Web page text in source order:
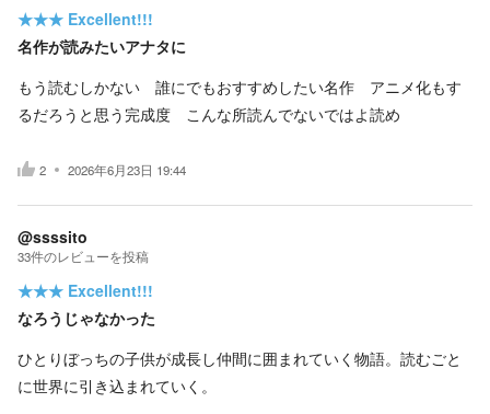
★★★ Excellent!!!
名作が読みたいアナタに
もう読むしかない 誰にでもおすすめしたい名作 アニメ化もす
るだろうと思う完成度 こんな所読んでないではよ読め
2 2026年6月23日 19:44
@ssssito
33件のレビューを投稿
★★★ Excellent!!!
なろうじゃなかった
ひとりぼっちの子供が成長し仲間に囲まれていく物語。読むごと
に世界に引き込まれていく。